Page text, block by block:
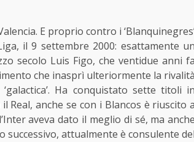
E proprio contro i
il 9 settembre 2000: esattamente un
secolo Luis Figo, che ventidue anni fa
che inasprì ulteriormente la rivalità
Ha conquistato sette titoli in
anche se con i Blancos è riuscito a
aveva dato il meglio di sé, ma anche
successivo, attualmente è consulente del